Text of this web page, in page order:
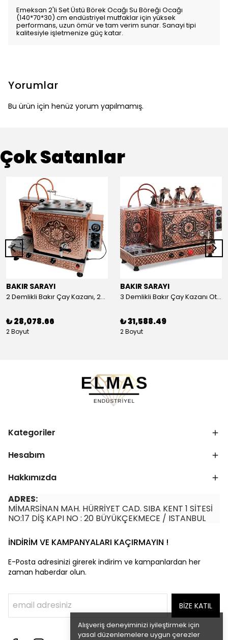
Alışveriş deneyiminizi iyileştirmek için
yasal düzenlemelere uygun çerezler
Emeksan 2'li Set Üstü Börek Ocağı Su Böreği Ocağı
(140*70*30) cm endüstriyel mutfaklar için yüksek
performans, uzun ömür ve tam verim sunar. Sanayi tipi
kalitesiyle işletmenize güç katar.
Yorumlar
Bu ürün için henüz yorum yapılmamış.
Çok Satanlar
BAKIR SARAYI
2 Demlikli Bakır Çay Kazanı, 25 Litre
₺ 28,078.66
2 Boyut
BAKIR SARAYI
3 Demlikli Bakır Çay Kazanı Otomatik, 30 Litre
₺ 31,588.49
2 Boyut
Kategoriler
Hesabım
Hakkımızda
ADRES:
MİMARSİNAN MAH. HÜRRİYET CAD. SIBA KENT 1 SİTESİ
NO:17 DİŞ KAPI NO : 20 BÜYÜKÇEKMECE / ISTANBUL
İNDİRİM VE KAMPANYALARI KAÇIRMAYIN !
E-Posta adresinizi girerek indirim ve kampanlardan her
zaman haberdar olun.
BİZE KATIL